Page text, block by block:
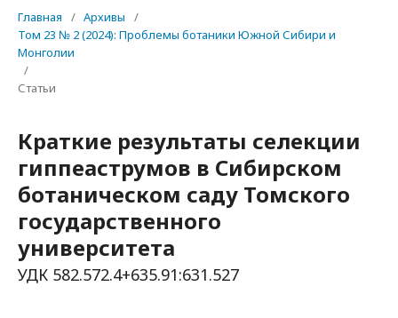
Главная / Архивы
/
Том 23 № 2 (2024): Проблемы ботаники Южной Сибири и
Монголии
/
Статьи
Краткие результаты селекции
гиппеаструмов в Сибирском
ботаническом саду Томского
государственного
университета
УДК 582.572.4+635.91:631.527